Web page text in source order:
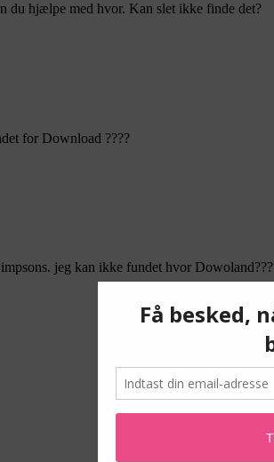
du hjælpe med hvor. Kan slet ikke finde det?
for Download ????
jeg kan ikke fundet hvor Dowoland???